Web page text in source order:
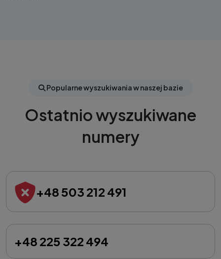
Popularne wyszukiwania w naszej bazie
Ostatnio wyszukiwane
numery
+48 503 212 491
+48 225 322 494